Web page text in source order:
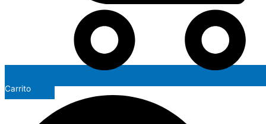
Carrito